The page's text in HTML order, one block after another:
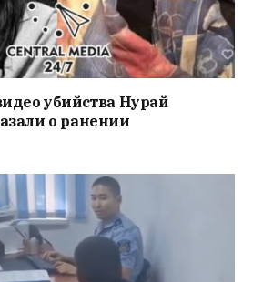
убийства Нурай
о ранении